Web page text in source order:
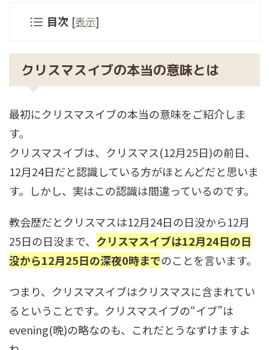
目次 [表示]
クリスマスイブの本当の意味とは
最初にクリスマスイブの本当の意味をご紹介しま
す。
クリスマスイブは、クリスマス(12月25日)の前日、
12月24日だと認識している方がほとんどだと思いま
す。しかし、実はこの認識は間違っているのです。
教会歴だとクリスマスは12月24日の日没から12月
25日の日没まで、 クリスマスイブは12月24日の日
没から12月25日の深夜0時までのことを言います。
つまり、クリスマスイブはクリスマスに含まれてい
るということです。クリスマスイブの“イブ”は
evening(晩)の略なのも、これだとうなずけますよ